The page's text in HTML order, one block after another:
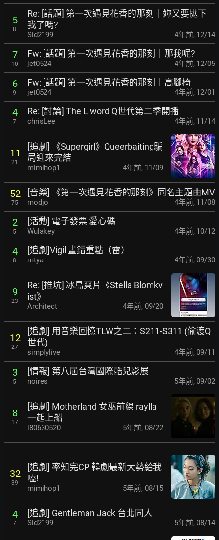
5
8
Re: [話題] 第一次遇見花香的那刻｜妳又要拋下
我了嗎?
Sid2199 4年前, 12/14
7
10
Fw: [話題] 第一次遇見花香的那刻｜那我呢?
jet0524 4年前, 12/05
6
9
Fw: [話題] 第一次遇見花香的那刻｜高腳椅
jet0524 4年前, 12/01
4
7
Re: [討論] The L word Q世代第二季開播
chrisLee 4年前, 11/14
11
21
[追劇] 《Supergirl》Queerbaiting騙
局迎來完結
mimihop1 4年前, 11/09
52
75
[音樂] 《第一次遇見花香的那刻》同名主題曲MV
modjo 4年前, 11/08
2
5
[活動] 電子發票 愛心碼
Wulakey 4年前, 10/12
4
8
[追劇]Vigil 畫錯重點（雷）
mtya 4年前, 09/30
9
23
Re: [推坑] 冰島爽片《Stella Blomkv
ist》
Architect 4年前, 09/20
12
27
[追劇] 用音樂回憶TLW之二：S211-S311 (偷渡Q
世代)
simplylive 4年前, 09/11
3
5
[情報] 第八屆台灣國際酷兒影展
noires 5年前, 09/02
8
17
[追劇] Motherland 女巫前線 raylla
一起上船
i80630520 5年前, 08/22
32
39
[追劇] 率知完CP 韓劇最新大勢給我
嗑!
mimihop1 5年前, 08/15
4
7
[追劇] Gentleman Jack 台北同人
Sid2199 5年前, 08/14